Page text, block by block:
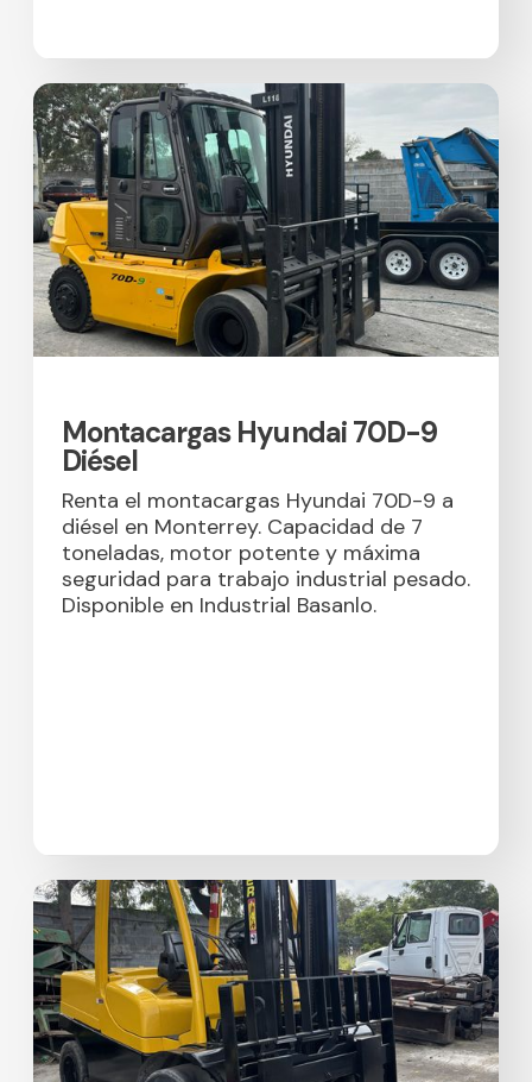
Montacargas Hyundai 70D-9
Diésel
Renta el montacargas Hyundai 70D-9 a
diésel en Monterrey. Capacidad de 7
toneladas, motor potente y máxima
seguridad para trabajo industrial pesado.
Disponible en Industrial Basanlo.